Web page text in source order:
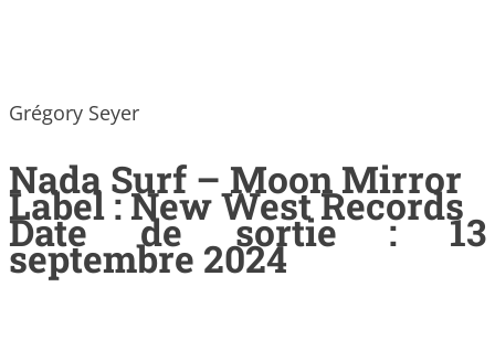
Grégory Seyer
Nada Surf – Moon Mirror
Label : New West Records
Date de sortie : 13
septembre 2024